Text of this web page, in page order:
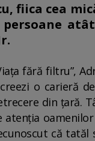
fiica cea
fără filtru”,
o carieră
din țară.
atenția
că